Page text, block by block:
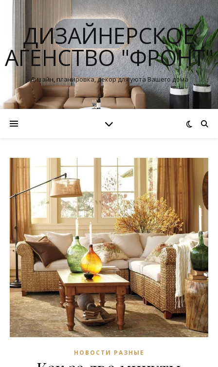
ДИЗАЙНЕРСКОЕ
АГЕНСТВО "ФРОНТ"
Дизайн, планировка, декор для уюта Вашего дома
НОВОСТИ РАЗНЫЕ